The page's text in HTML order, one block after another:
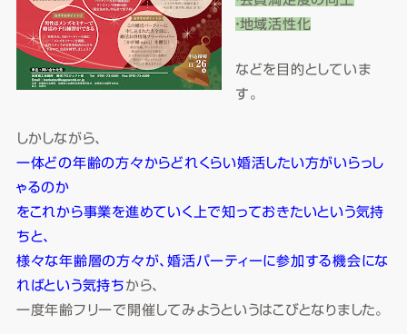
・地域活性化
などを目的としていま
す。
しかしながら、
一体どの年齢の方々からどれくらい婚活したい方がいらっし
ゃるのか
をこれから事業を進めていく上で知っておきたいという気持
ちと、
様々な年齢層の方々が、婚活パーティーに参加する機会にな
ればという気持ち から、
一度年齢フリーで開催してみようというはこびとなりました。